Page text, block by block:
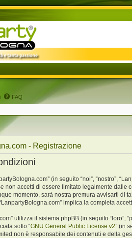
FAQ
- Registrazione
(in seguito “noi”, “nostro”,
non accetti di essere limitato legalmente dalle
momento, sarà nostra premura avvisarti di
implica la completa
utilizza il sistema phpBB (in seguito “loro”,
sotto “GNU General Public License v2” (in
non è responsabile dei contenuti e della